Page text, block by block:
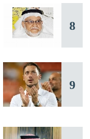
8
9